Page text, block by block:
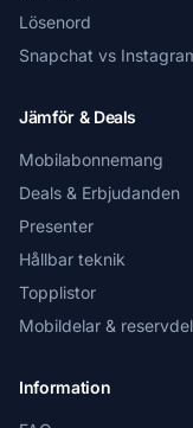
Lösenord
Snapchat vs
Jämför & Deals
Mobilabonnemang
Deals & Erbjudanden
Presenter
Hållbar teknik
Topplistor
Mobildelar &
Information